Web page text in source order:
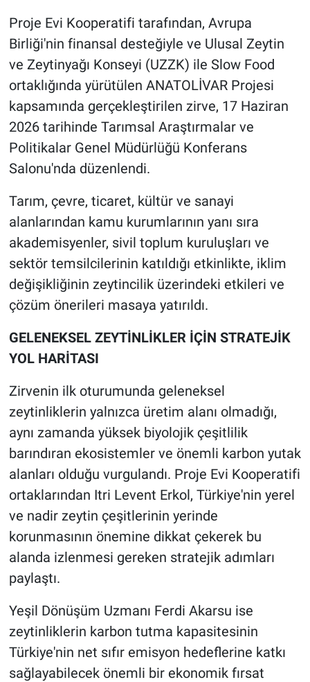
Proje Evi Kooperatifi tarafından, Avrupa
Birliği'nin finansal desteğiyle ve Ulusal Zeytin
ve Zeytinyağı Konseyi (UZZK) ile Slow Food
ortaklığında yürütülen ANATOLİVAR Projesi
kapsamında gerçekleştirilen zirve, 17 Haziran
2026 tarihinde Tarımsal Araştırmalar ve
Politikalar Genel Müdürlüğü Konferans
Salonu'nda düzenlendi.
Tarım, çevre, ticaret, kültür ve sanayi
alanlarından kamu kurumlarının yanı sıra
akademisyenler, sivil toplum kuruluşları ve
sektör temsilcilerinin katıldığı etkinlikte, iklim
değişikliğinin zeytincilik üzerindeki etkileri ve
çözüm önerileri masaya yatırıldı.
GELENEKSEL ZEYTİNLİKLER İÇİN STRATEJİK
YOL HARİTASI
Zirvenin ilk oturumunda geleneksel
zeytinliklerin yalnızca üretim alanı olmadığı,
aynı zamanda yüksek biyolojik çeşitlilik
barındıran ekosistemler ve önemli karbon yutak
alanları olduğu vurgulandı. Proje Evi Kooperatifi
ortaklarından Itri Levent Erkol, Türkiye'nin yerel
ve nadir zeytin çeşitlerinin yerinde
korunmasının önemine dikkat çekerek bu
alanda izlenmesi gereken stratejik adımları
paylaştı.
Yeşil Dönüşüm Uzmanı Ferdi Akarsu ise
zeytinliklerin karbon tutma kapasitesinin
Türkiye'nin net sıfır emisyon hedeflerine katkı
sağlayabilecek önemli bir ekonomik fırsat